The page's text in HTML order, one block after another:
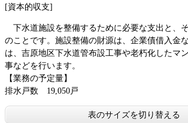
[資本的収支]
下水道施設を整備するために必要な支出と、
のことです。施設整備の財源は、企業債借入金
は、吉原地区下水道管布設工事や老朽化したマ
事などを行います。
【業務の予定量】
排水戸数 19,050戸
表のサイズを切り替える